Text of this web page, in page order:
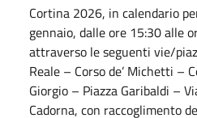
Cortina 2026, in calendario
gennaio, dalle ore 15:30 alle
attraverso le seguenti vie/
Reale – Corso de’ Michetti –
Giorgio – Piazza Garibaldi –
Cadorna, con raccoglimento